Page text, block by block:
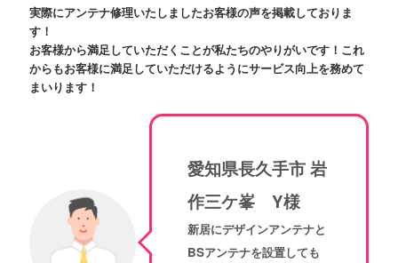
実際にアンテナ修理いたしましたお客様の声を掲載しておりま
す！
お客様から満足していただくことが私たちのやりがいです！これ
からもお客様に満足していただけるようにサービス向上を務めて
まいります！
愛知県長久手市 岩
作三ケ峯 Y様
新居にデザインアンテナと
BSアンテナを設置しても